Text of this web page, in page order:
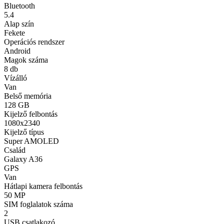
Bluetooth
5.4
Alap szín
Fekete
Operációs rendszer
Android
Magok száma
8 db
Vízálló
Van
Belső memória
128 GB
Kijelző felbontás
1080x2340
Kijelző típus
Super AMOLED
Család
Galaxy A36
GPS
Van
Hátlapi kamera felbontás
50 MP
SIM foglalatok száma
2